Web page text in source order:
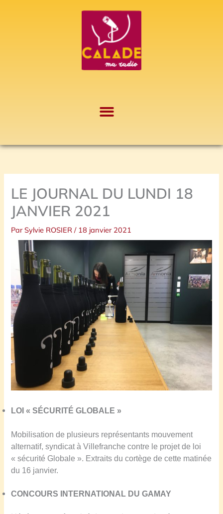
LE JOURNAL DU LUNDI 18
JANVIER 2021
ParSylvie ROSIER/ 18 janvier 2021
LOI « SÉCURITÉ GLOBALE »
Mobilisation de plusieurs représentants mouvement
alternatif, syndicat à Villefranche contre le projet de loi
« sécurité Globale ». Extraits du cortège de cette matinée
du 16 janvier.
CONCOURS INTERNATIONAL DU GAMAY